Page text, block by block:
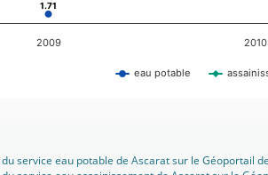
1.71
1.71
eau potable
2009 2010
service eau potable de Ascarat sur le Géoportail